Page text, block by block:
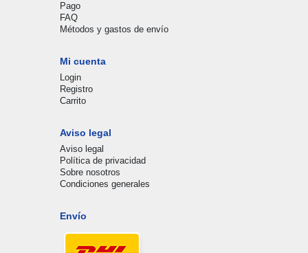
Pago
FAQ
Métodos y gastos de envío
Mi cuenta
Login
Registro
Carrito
Aviso legal
Aviso legal
Política de privacidad
Sobre nosotros
Condiciones generales
Envío